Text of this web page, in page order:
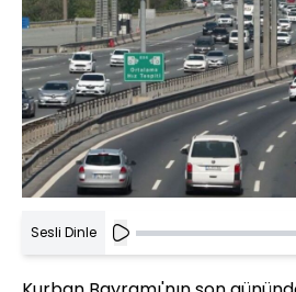
Sesli Dinle